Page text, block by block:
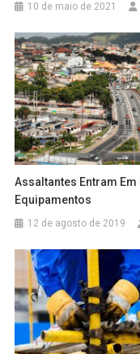
10 de maio de 2021
Assaltantes Entram
Equipamentos
12 de agosto de 2019